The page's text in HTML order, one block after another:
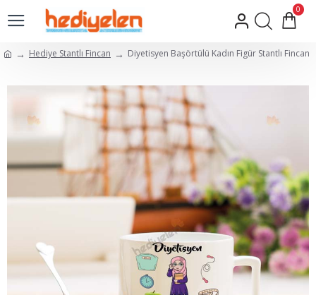
0
Hediye Stantlı Fincan Diyetisyen Başörtülü Kadın Figür Stantlı Fincan